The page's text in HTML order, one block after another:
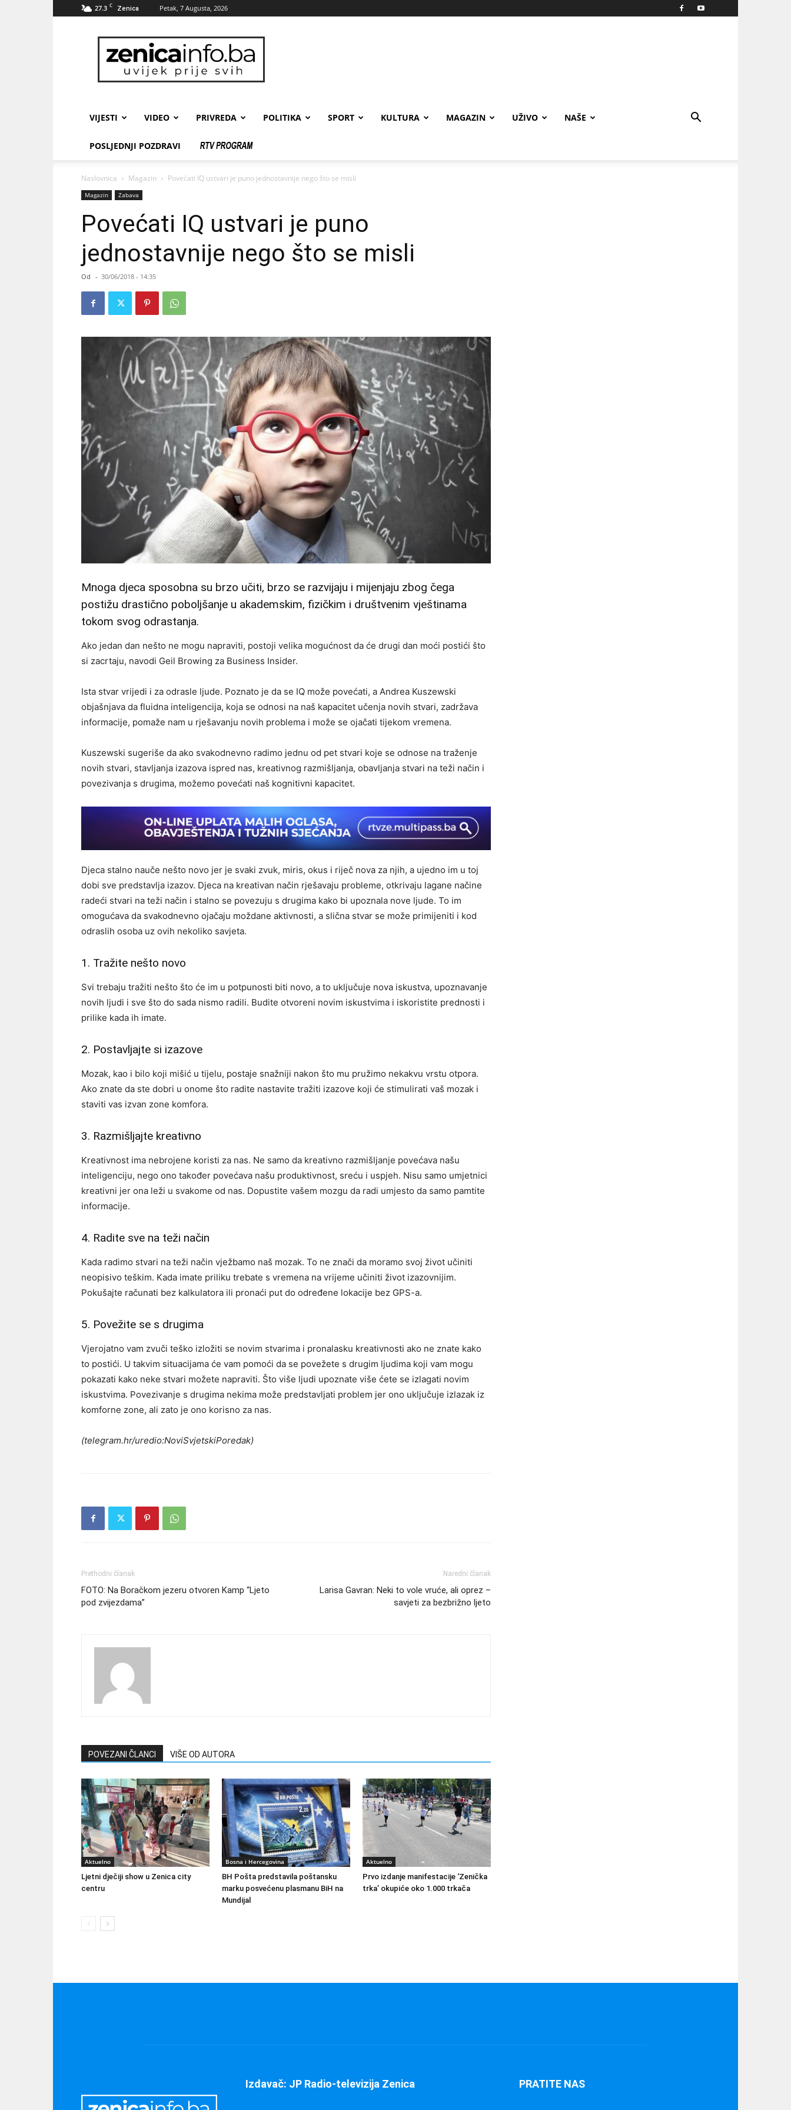
27.3 C Zenica Petak, 7 Augusta, 2026
zenicainfo.ba
VIJESTI VIDEO PRIVREDA POLITIKA SPORT KULTURA MAGAZIN UŽIVO NAŠE
POSLJEDNJI POZDRAVI
Naslovnica Magazin Povećati IQ ustvari je puno jednostavnije nego što se misli
Magazin Zabava
Povećati IQ ustvari je puno
jednostavnije nego što se misli
Od - 30/06/2018 - 14:35
Mnoga djeca sposobna su brzo učiti, brzo se razvijaju i mijenjaju zbog čega
postižu drastično poboljšanje u akademskim, fizičkim i društvenim vještinama
tokom svog odrastanja.
Ako jedan dan nešto ne mogu napraviti, postoji velika mogućnost da će drugi dan moći postići što
si zacrtaju, navodi Geil Browing za Business Insider.
Ista stvar vrijedi i za odrasle ljude. Poznato je da se IQ može povećati, a Andrea Kuszewski
objašnjava da fluidna inteligencija, koja se odnosi na naš kapacitet učenja novih stvari, zadržava
informacije, pomaže nam u rješavanju novih problema i može se ojačati tijekom vremena.
Kuszewski sugeriše da ako svakodnevno radimo jednu od pet stvari koje se odnose na traženje
novih stvari, stavljanja izazova ispred nas, kreativnog razmišljanja, obavljanja stvari na teži način i
povezivanja s drugima, možemo povećati naš kognitivni kapacitet.
Djeca stalno nauče nešto novo jer je svaki zvuk, miris, okus i riječ nova za njih, a ujedno im u toj
dobi sve predstavlja izazov. Djeca na kreativan način rješavaju probleme, otkrivaju lagane načine
radeći stvari na teži način i stalno se povezuju s drugima kako bi upoznala nove ljude. To im
omogućava da svakodnevno ojačaju moždane aktivnosti, a slična stvar se može primijeniti i kod
odraslih osoba uz ovih nekoliko savjeta.
1. Tražite nešto novo
Svi trebaju tražiti nešto što će im u potpunosti biti novo, a to uključuje nova iskustva, upoznavanje
novih ljudi i sve što do sada nismo radili. Budite otvoreni novim iskustvima i iskoristite prednosti i
prilike kada ih imate.
2. Postavljajte si izazove
Mozak, kao i bilo koji mišić u tijelu, postaje snažniji nakon što mu pružimo nekakvu vrstu otpora.
Ako znate da ste dobri u onome što radite nastavite tražiti izazove koji će stimulirati vaš mozak i
staviti vas izvan zone komfora.
3. Razmišljajte kreativno
Kreativnost ima nebrojene koristi za nas. Ne samo da kreativno razmišljanje povećava našu
inteligenciju, nego ono također povećava našu produktivnost, sreću i uspjeh. Nisu samo umjetnici
kreativni jer ona leži u svakome od nas. Dopustite vašem mozgu da radi umjesto da samo pamtite
informacije.
4. Radite sve na teži način
Kada radimo stvari na teži način vježbamo naš mozak. To ne znači da moramo svoj život učiniti
neopisivo teškim. Kada imate priliku trebate s vremena na vrijeme učiniti život izazovnijim.
Pokušajte računati bez kalkulatora ili pronaći put do određene lokacije bez GPS-a.
5. Povežite se s drugima
Vjerojatno vam zvuči teško izložiti se novim stvarima i pronalasku kreativnosti ako ne znate kako
to postići. U takvim situacijama će vam pomoći da se povežete s drugim ljudima koji vam mogu
pokazati kako neke stvari možete napraviti. Što više ljudi upoznate više ćete se izlagati novim
iskustvima. Povezivanje s drugima nekima može predstavljati problem jer ono uključuje izlazak iz
komforne zone, ali zato je ono korisno za nas.
(telegram.hr/uredio:NoviSvjetskiPoredak)
Prethodni članak
FOTO: Na Boračkom jezeru otvoren Kamp “Ljeto
pod zvijezdama”
Naredni članak
Larisa Gavran: Neki to vole vruće, ali oprez –
savjeti za bezbrižno ljeto
POVEZANI ČLANCI VIŠE OD AUTORA
Aktuelno
Ljetni dječiji show u Zenica city
centru
Bosna i Hercegovina
BH Pošta predstavila poštansku
marku posvećenu plasmanu BiH na
Mundijal
Aktuelno
Prvo izdanje manifestacije ‘Zenička
trka’ okupiće oko 1.000 trkača
Izdavač: JP Radio-televizija Zenica PRATITE NAS